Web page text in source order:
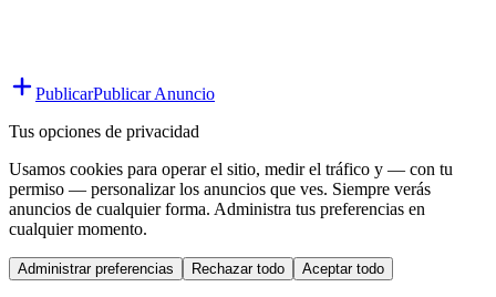
PublicarPublicar Anuncio
Tus opciones de privacidad
Usamos cookies para operar el sitio, medir el tráfico y — con tu
permiso — personalizar los anuncios que ves. Siempre verás
anuncios de cualquier forma. Administra tus preferencias en
cualquier momento.
Administrar preferencias Rechazar todo Aceptar todo